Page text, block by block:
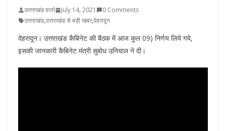
उत्तराखंड वार्ता July 14, 2021
0 Comments
उत्तराखंड,उत्तराखंड से बड़ी खबर,देहरादून
देहरादून। उत्तराखंड कैबिनेट की बैठक में आज कुल 09) निर्णय लिये गये,
इसकी जानकारी कैबिनेट मंत्री सुबोध उनियाल ने दी।